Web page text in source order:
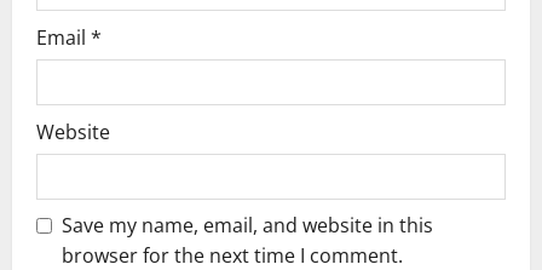
Email *
Website
Save my name, email, and website in this
browser for the next time I comment.